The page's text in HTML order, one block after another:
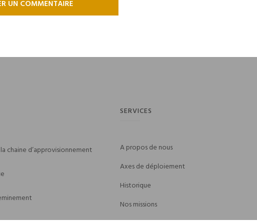
chaine d’approvisionnement
SERVICES
A propos de nous
Axes de déploiement
Historique
Nos missions